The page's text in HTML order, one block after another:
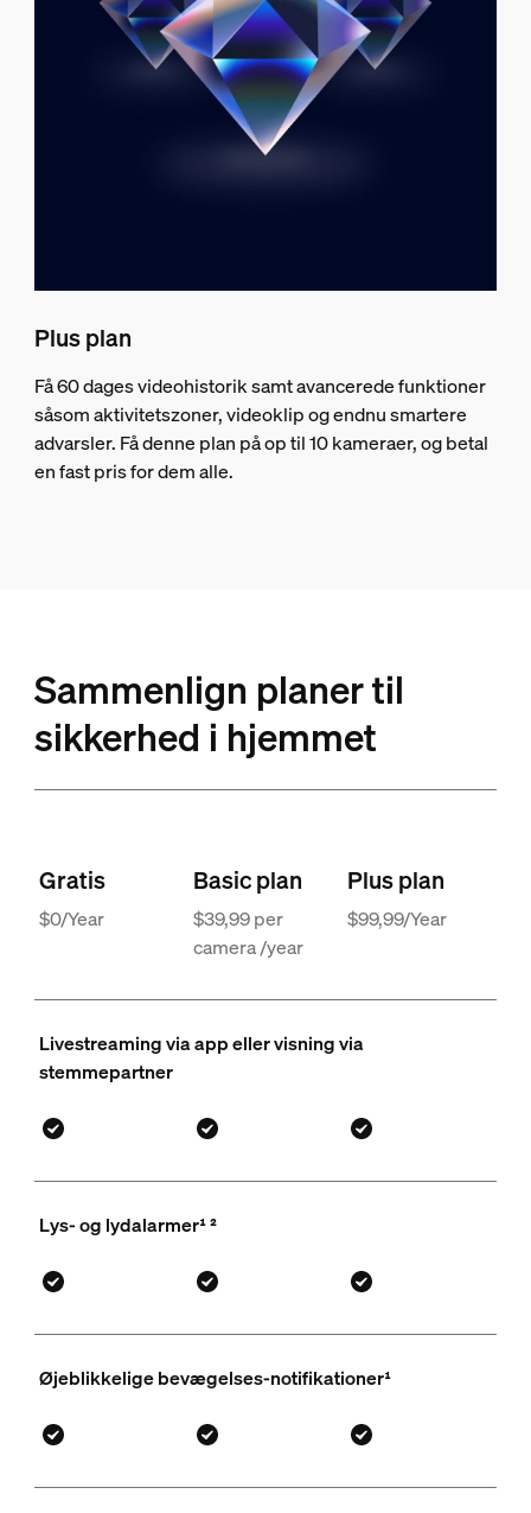
Plus plan
Få 60 dages videohistorik samt avancerede funktioner
såsom aktivitetszoner, videoklip og endnu smartere
advarsler. Få denne plan på op til 10 kameraer, og betal
en fast pris for dem alle.
Sammenlign planer til
sikkerhed i hjemmet
Gratis
$0/Year
Basic plan
$39,99 per
camera /year
Plus plan
$99,99/Year
Livestreaming via app eller visning via
stemmepartner
Lys- og lydalarmer¹ ²
Øjeblikkelige bevægelses-notifikationer¹